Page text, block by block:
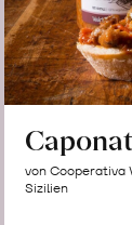
von Cooperativa
Sizilien